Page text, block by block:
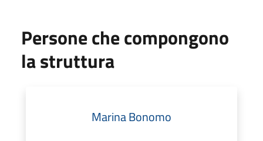
Persone che compongono
la struttura
Marina Bonomo